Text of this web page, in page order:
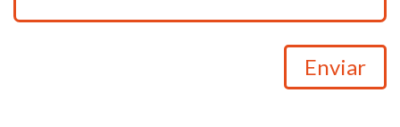
Enviar